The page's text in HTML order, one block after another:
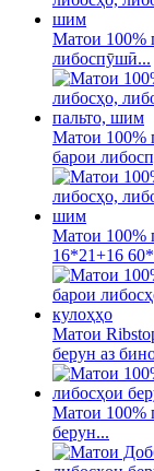
Матои 100%
либоспӯшӣ...
Матои 100%
барои
Матои 100%
16*21+16
Матои
берун аз
Матои 100%
берун...